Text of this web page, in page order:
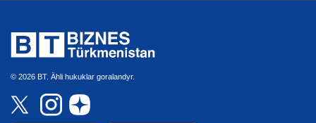
© 2026 BT. Ähli hukuklar goralandyr.